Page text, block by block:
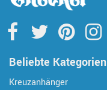
Beliebte Kategorien
Kreuzanhänger